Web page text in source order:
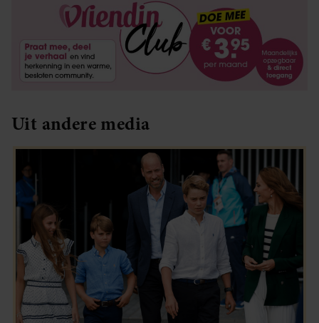
Uit andere media